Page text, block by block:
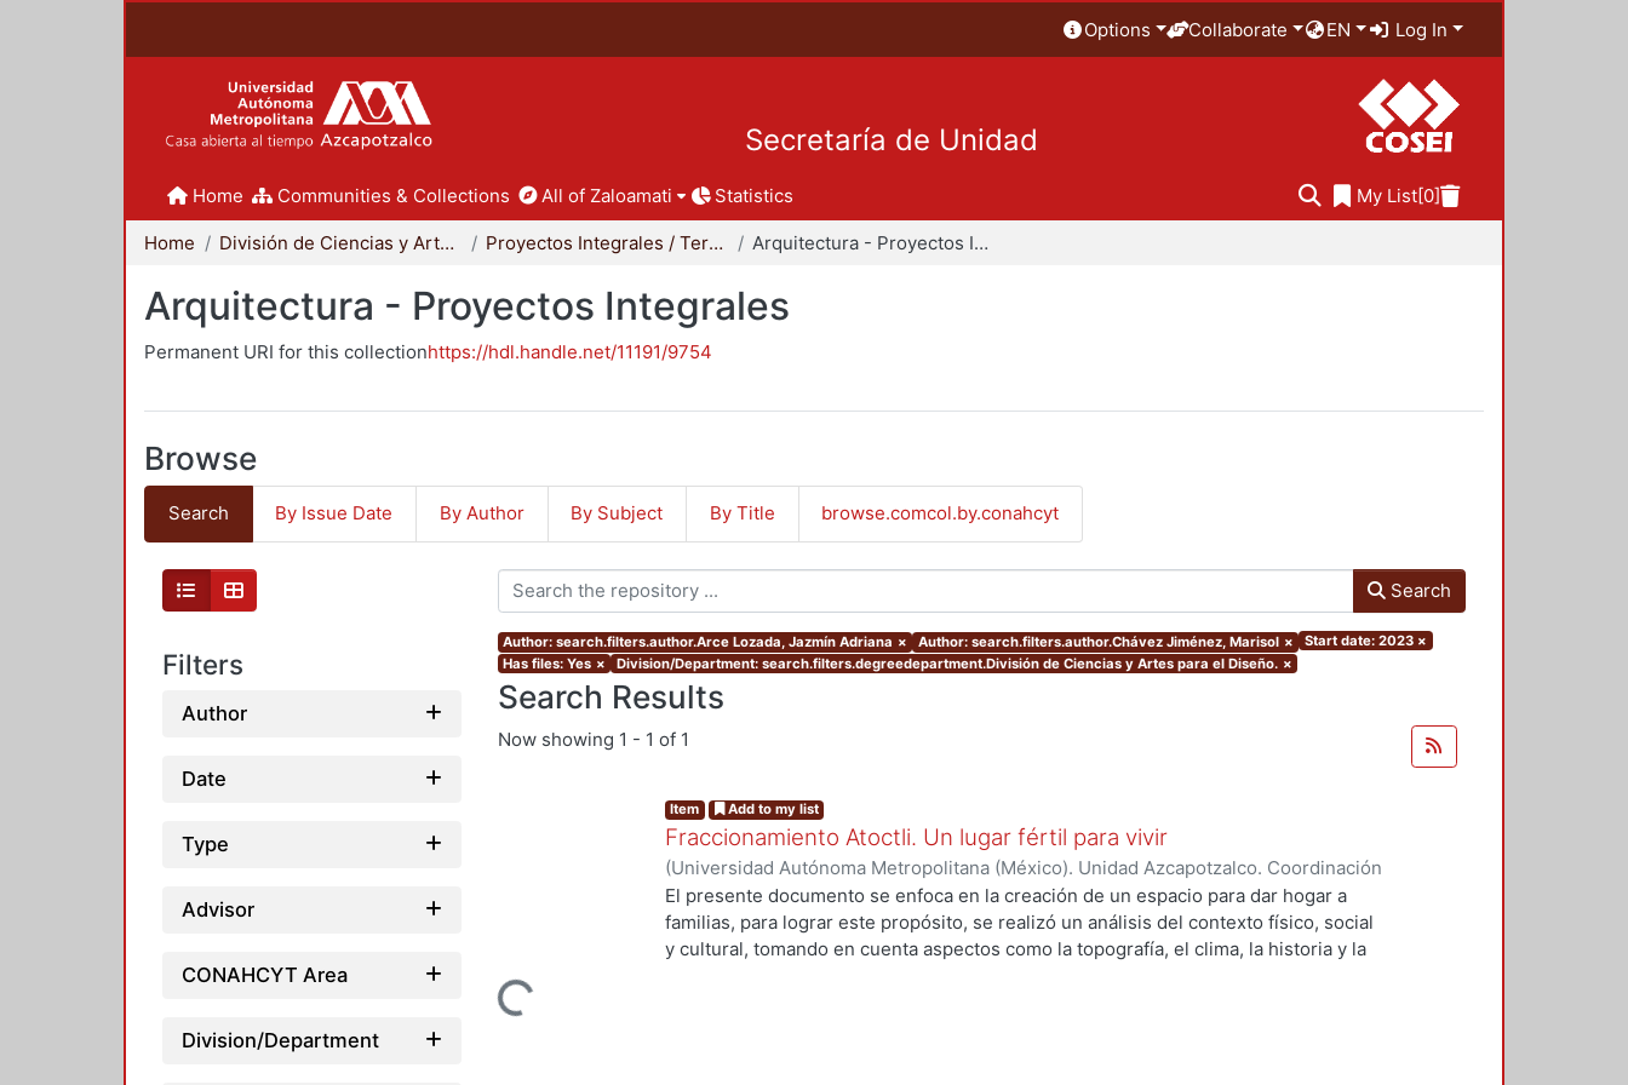
Options Collaborate EN Log In
Secretaría de Unidad
Home Communities & Collections All of Zaloamati Statistics My List[0]
Home División de Ciencias y Artes para el Diseño Proyectos Integrales / Terminales - Licenciatura Arquitectura - Proyectos Integrales
Arquitectura - Proyectos Integrales
Permanent URI for this collectionhttps://hdl.handle.net/11191/9754
Browse
Search By Issue Date By Author By Subject By Title browse.comcol.by.conahcyt
Filters
Author
Date
Type
Advisor
CONAHCYT Area
Division/Department
Search
Author: search.filters.author.Arce Lozada, Jazmín Adriana × Author: search.filters.author.Chávez Jiménez, Marisol × Start date: 2023 ×
Has files: Yes × Division/Department: search.filters.degreedepartment.División de Ciencias y Artes para el Diseño. ×
Search Results
Now showing 1 - 1 of 1
Loading...
Item Add to my list
Fraccionamiento Atoctli. Un lugar fértil para vivir
(Universidad Autónoma Metropolitana (México). Unidad Azcapotzalco. Coordinación
de Servicios de Información.,2023-06-30)Campa Cruz, Claudia Alondra;Arce
Lozada, Jazmín Adriana; Chávez Jiménez, Marisol
El presente documento se enfoca en la creación de un espacio para dar hogar a
familias, para lograr este propósito, se realizó un análisis del contexto físico, social
y cultural, tomando en cuenta aspectos como la topografía, el clima, la historia y la